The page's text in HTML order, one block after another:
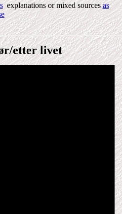
explanationsor mixed sourcesas
etter livet